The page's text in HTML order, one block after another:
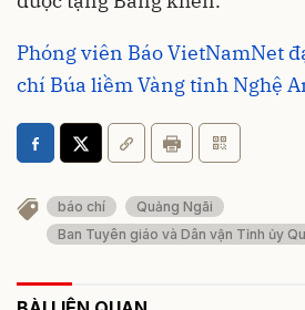
Phóng viên Báo VietNamNet
chí Búa liềm Vàng tỉnh Nghệ
báo chí
Quảng Ngãi
Ban Tuyên giáo và Dân vận Tỉnh ủy